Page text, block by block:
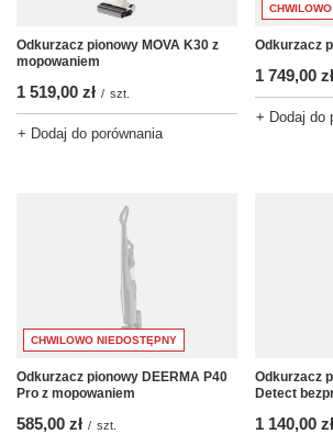
Odkurzacz pionowy MOVA K30 z
mopowaniem
1 519,00 zł / szt.
+ Dodaj do porównania
Odkurzacz
1 749,00 zł
+ Dodaj do
CHWILOWO NIEDOSTĘPNY
Odkurzacz pionowy DEERMA P40
Pro z mopowaniem
585,00 zł / szt.
Odkurzacz
Detect
1 140,00 zł